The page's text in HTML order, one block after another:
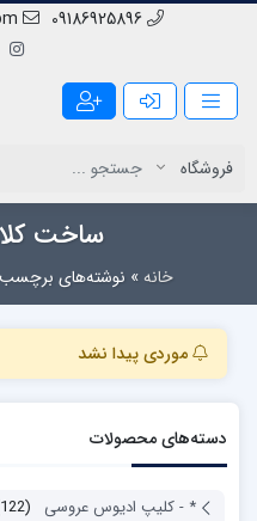
09186925896
ساخت
خانه» نوشته‌های برچسب
موردی پیدا نشد
دسته‌های محصولات
* - کلیپ ادیوس عروسی
(122)